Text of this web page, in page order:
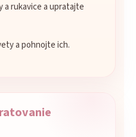
a rukavice a upratajte
a pohnojte ich.